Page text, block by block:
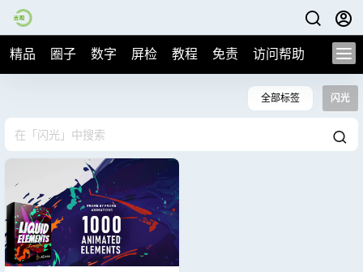
精品 圈子 数字 屏检 教程 免责 访问帮助
全部标签 闪光